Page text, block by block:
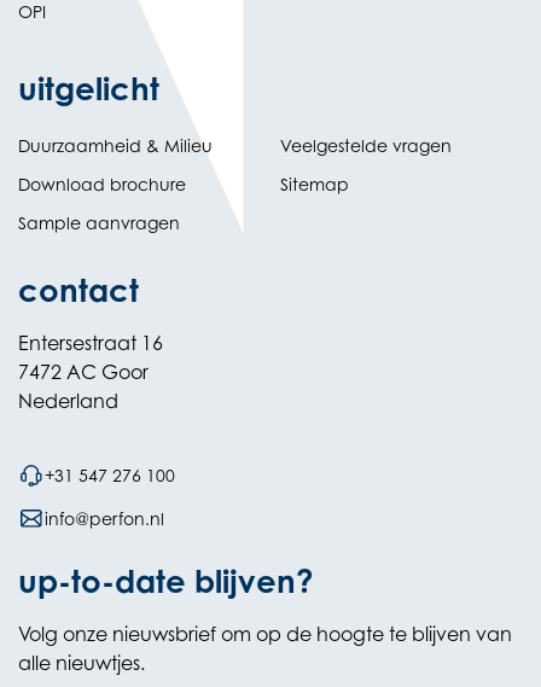
OPI
uitgelicht
Duurzaamheid & Milieu
Download brochure
Sample aanvragen
Veelgestelde vragen
Sitemap
contact
Entersestraat 16
7472 AC Goor
Nederland
+31 547 276 100
info@perfon.nl
up-to-date blijven?
Volg onze nieuwsbrief om op de hoogte te blijven van
alle nieuwtjes.